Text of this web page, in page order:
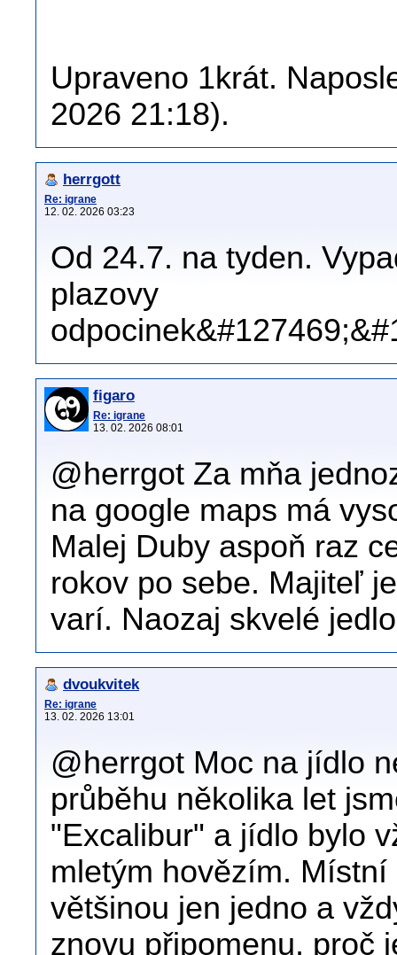
Upraveno 1krát.
2026 21:18).
herrgott
Re: igrane
12. 02. 2026 03:23
Od 24.7. na tyden.
plazovy
figaro
Re: igrane
13. 02. 2026 08:01
@herrgot Za mňa
na google maps má
Malej Duby aspoň raz
rokov po sebe. Majiteľ
varí. Naozaj skvelé
dvoukvitek
Re: igrane
13. 02. 2026 13:01
@herrgot Moc na jídlo
průběhu několika let
"Excalibur" a jídlo bylo
mletým hovězím.
většinou jen jedno a
znovu připomenu, proč